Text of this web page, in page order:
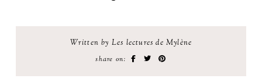
Written by Les lectures de Mylène
share on: